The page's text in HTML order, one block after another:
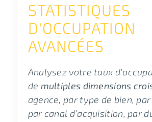
STATISTIQUES
D'OCCUPATION
AVANCÉES
Analysez votre taux
de multiples dimensions
agence, par type de bien,
par canal d’acquisition, par